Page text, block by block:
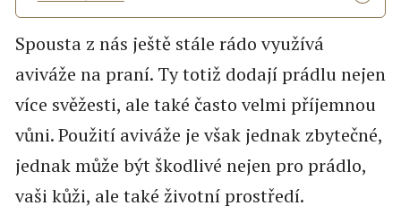
Spousta z nás ještě stále rádo využívá
aviváže na praní. Ty totiž dodají prádlu nejen
více svěžesti, ale také často velmi příjemnou
vůni. Použití aviváže je však jednak zbytečné,
jednak může být škodlivé nejen pro prádlo,
vaši kůži, ale také životní prostředí.